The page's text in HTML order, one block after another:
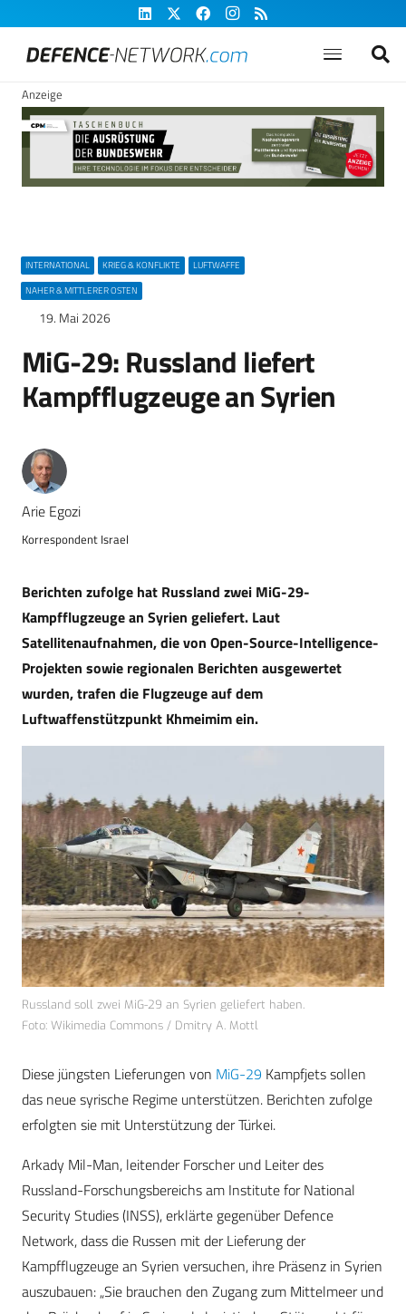
Anzeige
INTERNATIONAL KRIEG & KONFLIKTE
LUFTWAFFE
NAHER & MITTLERER OSTEN
19. Mai 2026
MiG-29: Russland liefert
Kampfflugzeuge an Syrien
Arie Egozi
Korrespondent Israel
Berichten zufolge hat Russland zwei MiG-29-
Kampfflugzeuge an Syrien geliefert. Laut
Satellitenaufnahmen, die von Open-Source-Intelligence-
Projekten sowie regionalen Berichten ausgewertet
wurden, trafen die Flugzeuge auf dem
Luftwaffenstützpunkt Khmeimim ein.
Russland soll zwei MiG-29 an Syrien geliefert haben.
Foto: Wikimedia Commons / Dmitry A. Mottl
Diese jüngsten Lieferungen von MiG-29 Kampfjets sollen
das neue syrische Regime unterstützen. Berichten zufolge
erfolgten sie mit Unterstützung der Türkei.
Arkady Mil-Man, leitender Forscher und Leiter des
Russland-Forschungsbereichs am Institute for National
Security Studies (INSS), erklärte gegenüber Defence
Network, dass die Russen mit der Lieferung der
Kampfflugzeuge an Syrien versuchen, ihre Präsenz in Syrien
auszubauen: „Sie brauchen den Zugang zum Mittelmeer und